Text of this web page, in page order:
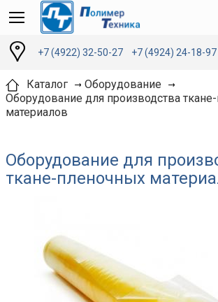
+7 (4922) 32-50-27 +7 (4924) 24-18-97
Каталог
Оборудование
Оборудование для производства
материалов
Оборудование для
ткане-пленочных